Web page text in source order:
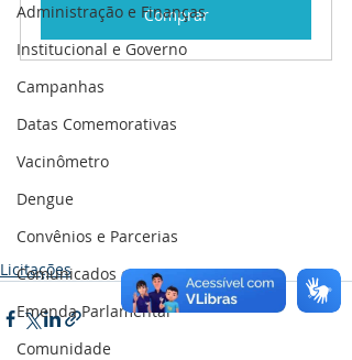
Administração e Finanças
Institucional e Governo
Campanhas
Datas Comemorativas
Vacinômetro
Dengue
Convênios e Parcerias
Comunicados e Avisos
Emenda Parlamentar
Comunidade
Comprar
Licitações